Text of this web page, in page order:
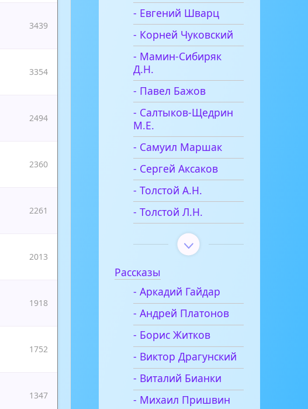
3439
3354
2494
2360
2261
2013
1918
1752
1347
- Евгений Шварц
- Корней Чуковский
- Мамин-Сибиряк
Д.Н.
- Павел Бажов
- Салтыков-Щедрин
М.Е.
- Самуил Маршак
- Сергей Аксаков
- Толстой А.Н.
- Толстой Л.Н.
Рассказы
- Аркадий Гайдар
- Андрей Платонов
- Борис Житков
- Виктор Драгунский
- Виталий Бианки
- Михаил Пришвин